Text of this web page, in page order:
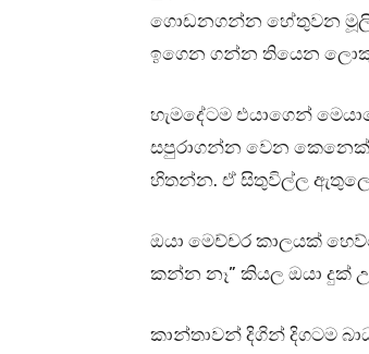
ගොඩනගන්න හේතුවන
ඉගෙන ගන්න තියෙන
හැමදේටම එයාගෙන්
සපුරාගන්න වෙන
හිතන්න. ඒ සිතුවිල්ල
ඔයා මෙච්චර කාලයක්
කන්න නෑ” කියල ඔයා දුක්
කාන්තාවන් දිගින් දිගටම